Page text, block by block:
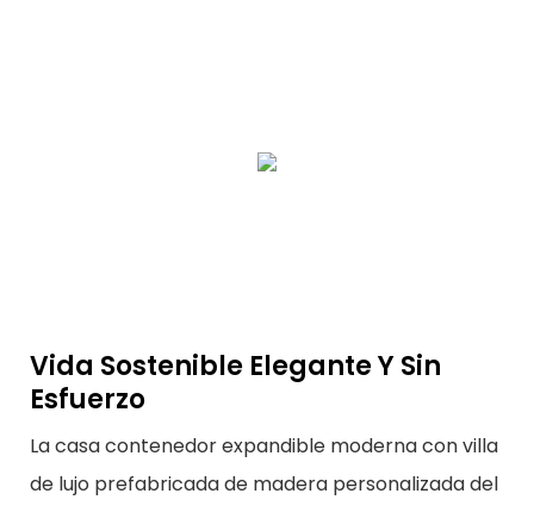
Vida Sostenible Elegante Y Sin
Esfuerzo
La casa contenedor expandible moderna con villa
de lujo prefabricada de madera personalizada del